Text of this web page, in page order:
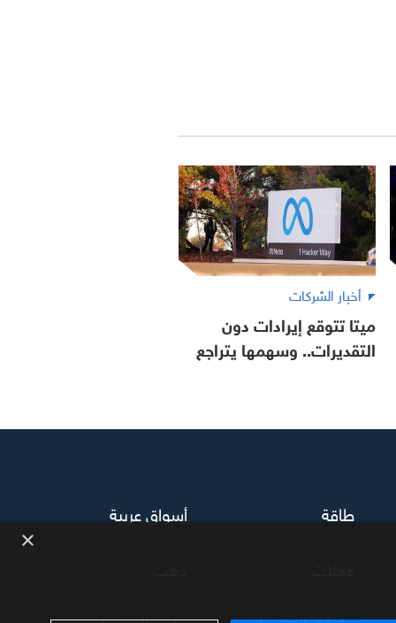
أخبار الشركات
ميتا تتوقع إيرادات دون
التقديرات.. وسهمها يتراجع
طاقة
أسواق عربية
×